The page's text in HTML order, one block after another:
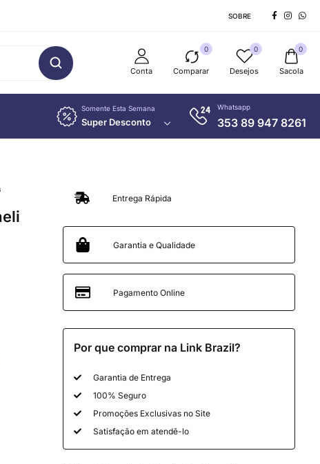
SOBRE
Conta
0
Comparar
0
Desejos
0
Sacola
Somente Esta Semana
Super Desconto
Whatsapp
353 89 947 8261
Entrega Rápida
Garantia e Qualidade
Pagamento Online
Por que comprar na Link Brazil?
Garantia de Entrega
100% Seguro
Promoções Exclusivas no Site
Satisfação em atendê-lo